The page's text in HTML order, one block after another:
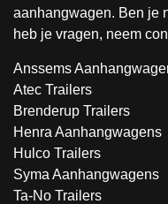
aanhangwagen. Ben je
heb je vragen, neem
Anssems
Atec Trailers
Brenderup Trailers
Henra Aanhangwagens
Hulco Trailers
Syma Aanhangwagens
Ta-No Trailers